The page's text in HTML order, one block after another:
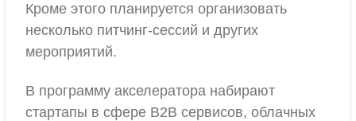
Кроме этого планируется организовать
несколько питчинг-сессий и других
мероприятий.
В программу акселератора набирают
стартапы в сфере B2B сервисов, облачных